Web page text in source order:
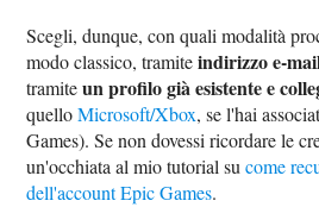
Scegli, dunque, con quali modalità
modo classico, tramiteindirizzo e-
tramiteun profilo già esistente e
quelloMicrosoft/Xbox, se l'hai
Games). Se non dovessi ricordare le
un'occhiata al mio tutorial sucome
dell'account Epic Games.